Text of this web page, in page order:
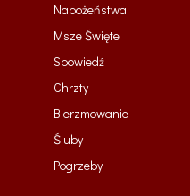
Nabożeństwa
Msze Święte
Spowiedź
Chrzty
Bierzmowanie
Śluby
Pogrzeby